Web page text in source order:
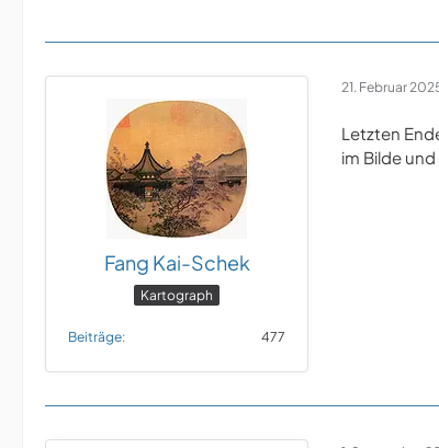
Fang Kai-Schek
Kartograph
Beiträge 477
21. Februar
Letzten
im Bilde